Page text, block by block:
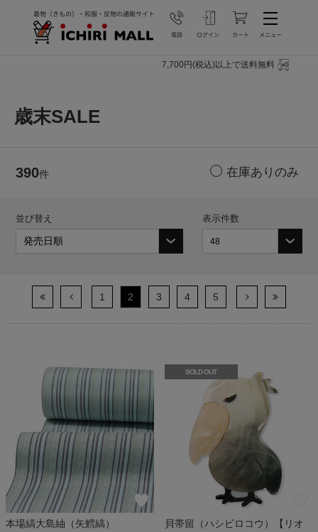
7,700円(税込)以上で送料無料
歳末SALE
390件
並び替え 表示件数
1 2 3 4 5
本場縞大島紬（矢鱈縞）
SOLD OUT
貝帯留（ハシビロコウ）【リオ